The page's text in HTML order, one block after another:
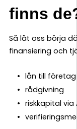
finns
Så låt oss börja
finansiering och
lån till
rådgivning
riskkapital via